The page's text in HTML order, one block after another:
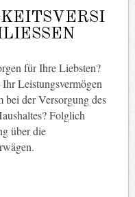
für Ihre Liebsten?
Leistungsvermögen
bei der Versorgung des
Folglich
über die